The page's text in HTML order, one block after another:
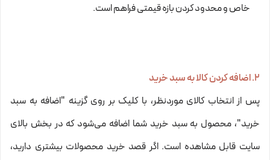
خاص و محدود کردن بازه قیمتی فراهم است.
۲. اضافه کردن کالا به سبد خرید
پس از انتخاب کالای موردنظر، با کلیک بر روی گزینه "اضافه به سبد
خرید"، محصول به سبد خرید شما اضافه می‌شود که در بخش بالای
سایت قابل مشاهده است. اگر قصد خرید محصولات بیشتری دارید،